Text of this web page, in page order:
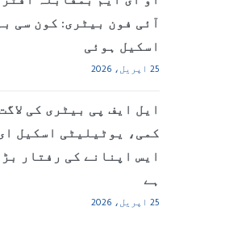
آئی فون بیٹری: کون سی
اسکیل ہوئی
25 اپریل، 2026
ایل ایف پی بیٹری کی
کمی، یوٹیلیٹی اسکیل
ایس اپنانے کی رفتار
ہے
25 اپریل، 2026